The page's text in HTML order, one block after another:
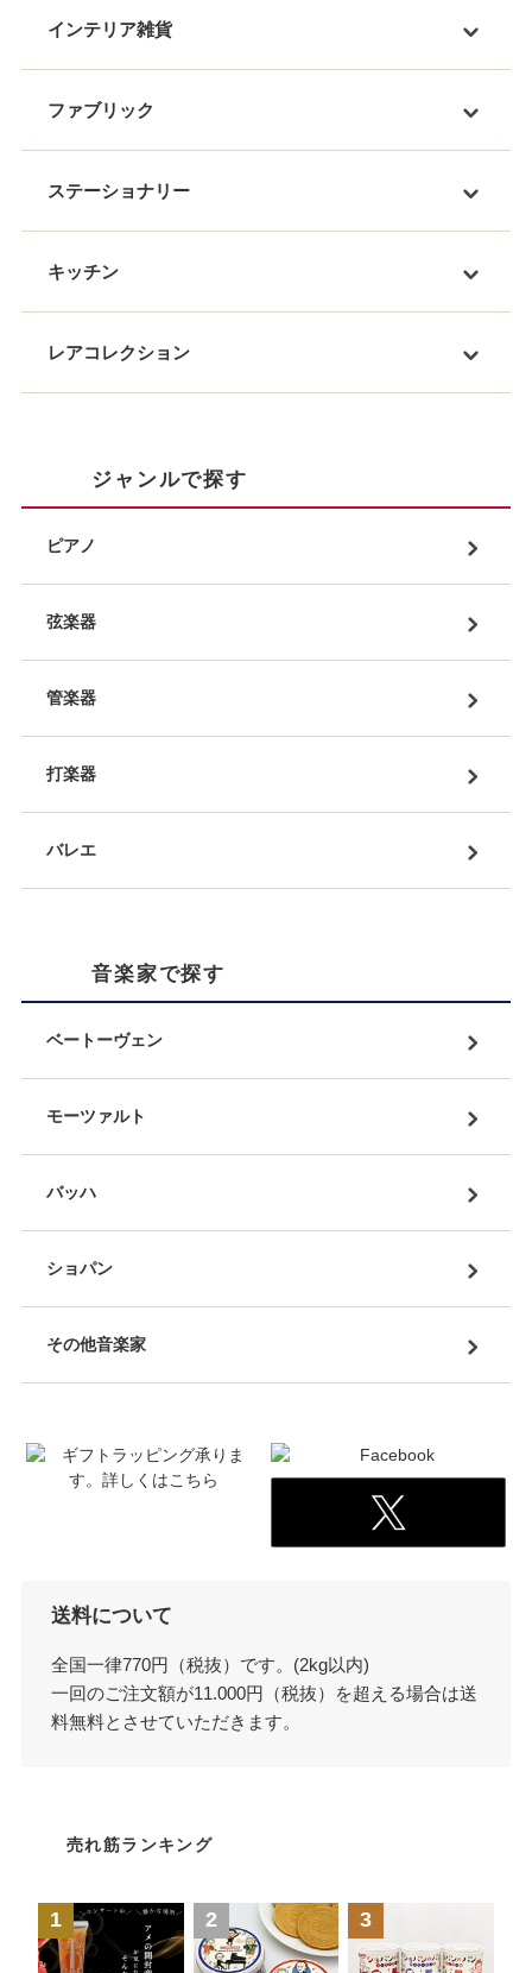
インテリア雑貨
ファブリック
ステーショナリー
キッチン
レアコレクション
ジャンルで探す
ピアノ
弦楽器
管楽器
打楽器
バレエ
音楽家で探す
ベートーヴェン
モーツァルト
バッハ
ショパン
その他音楽家
送料について
全国一律770円（税抜）です。(2kg以内)
一回のご注文額が11.000円（税抜）を超える場合は送
料無料とさせていただきます。
売れ筋ランキング
1 2 3